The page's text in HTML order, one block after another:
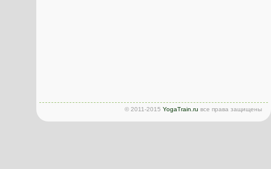
© 2011-2015 YogaTrain.ru все права защищены